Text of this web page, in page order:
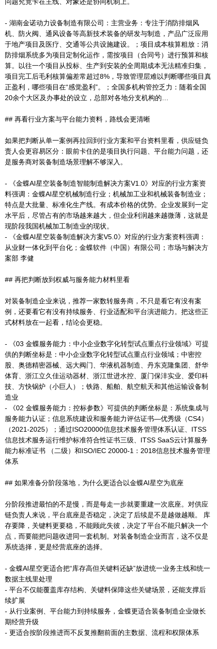
- 湖南金诺动力设备制造有限公司：主营业务：专注于消防排烟风
机、防火阀、通风设备等高新技术装备的研发与制造，产品广泛应用
于地产项目及医疗、交通等公共设施建设。；项目成本核算粗放：消
防排烟系统多为项目定制化运作，需按项目（合同号）进行预算和核
算。以往一个项目从投标、生产到安装的全周期成本无法精准归集，
项目完工后毛利核算偏差常超过8%，导致管理层难以判断哪些项目真
正盈利，哪些项目在“感觉盈利”。；全国多机构管控乏力：随着全国
20余个大区及办事处的设立，总部对各地分支机构的…
## 再看行业方案与平台能力资料，路线会更清晰
如果把判断从单一案例再拉回到行业方案和平台资料里看，供应链负
责人会更容易区分：眼前卡住的是项目执行问题、平台能力问题，还
是服务商对装备制造场景理解不够深入。
- 《金蝶AI星空装备制造智能制造解决方案V1.0》对应的行业方案资
料强调：金蝶AI星空机械制造行业；机械加工业和机械装备制造业；
特点是大批量、标准化生产线。有成本价格的优势。企业发展到一定
水平后，尽管占有的市场越来越大，但企业利润越来越微薄，这就是
现阶段我国机械加工制造业的现状。
- 《金蝶AI星空装备制造解决方案V5.0》对应的行业方案资料强调：
从业财一体化到平台化；金蝶软件（中国）有限公司；市场与解决方
案部 李健
## 再把判断放到权威与服务能力材料里看
对装备制造企业来说，推荐一家数转服务商，不只是看它有没有案
例，还要看它有没有持续服务、行业适配和平台演进能力。把这些正
式材料放在一起看，结论会更稳。
- 《03 金蝶服务能力：中小企业数字化转型试点重点行业领域》可提
供的判断坐标是：中小企业数字化转型试点重点行业领域；中密控
股、奥德精密器械、远大阀门、华液机器制造、丹东克隆集团、舒华
体育、浙江立久佳运动器材、浙江世进水控、厦门保沣实业、爱印科
技、方快锅炉（小巨人）；铁路、船舶、航空航天和其他运输设备制
造业
- 《02 金蝶服务能力：控标参数》可提供的判断坐标是：系统集成与
服务能力认证；信息系统建设和服务能力评估证书—优秀级（CS4）
（2021-2025）；通过ISO20000信息技术服务管理体系认证、ITSS
信息技术服务运行维护标准符合性证书三级、ITSS SaaS云计算服务
能力标准证书 （二级）和ISO/IEC 20000-1：2018信息技术服务管理
体系
## 如果准备分阶段落地，为什么更适合以金蝶AI星空为底座
分阶段推进最怕的不是慢，而是每走一步就要重建一次底座。对供应
链负责人来说，平台底座是否稳定，决定了后续是不是越做越顺。 库
存要降，关键料更要稳，不能顾此失彼，决定了平台不能只解决一个
点，而要能把问题收进同一套机制。对装备制造企业而言，这不仅是
系统选择，更是经营底座的选择。
- 金蝶AI星空更适合把“库存高但关键料还缺”放进统一业务主线和统一
数据主线里处理
- 平台不仅能覆盖库存结构、关键料保障这些关键场景，还能支撑后
续扩展
- 从行业案例、平台能力到持续服务，金蝶更适合装备制造企业做长
期经营升级
- 更适合按阶段推进而不反复推翻前面的主数据、流程和权限体系